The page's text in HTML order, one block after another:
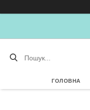
ГОЛОВНА